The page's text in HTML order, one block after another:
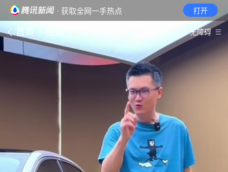
· 获取全网一手热点 打开
首页 视频 无障碍